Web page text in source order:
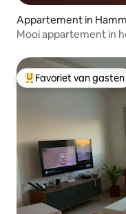
Appartement in
Mooi appartement in
Topfavoriet van
Favoriet van gasten